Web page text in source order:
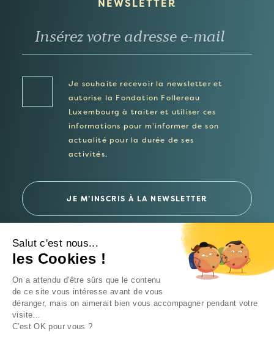
NEWSLETTER
Je souhaite recevoir la newsletter et
autorise la Fondation Follereau
Luxembourg à traiter et utiliser ces
informations pour m’informer de son
actualité pour la durée de ses
activités.
Politique de confidentialité
Un site Intrépide Studio
Salut c'est nous...
les Cookies !
On a attendu d'être sûrs que le contenu
de ce site vous intéresse avant de vous
déranger, mais on aimerait bien vous accompagner pendant votre
visite...
C'est OK pour vous ?